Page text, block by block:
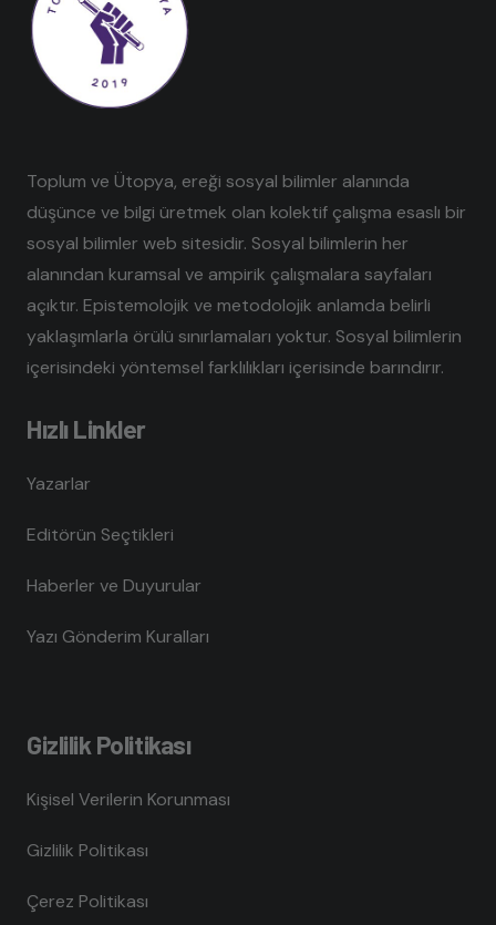
Toplum ve Ütopya, ereği sosyal bilimler alanında
düşünce ve bilgi üretmek olan kolektif çalışma esaslı bir
sosyal bilimler web sitesidir. Sosyal bilimlerin her
alanından kuramsal ve ampirik çalışmalara sayfaları
açıktır. Epistemolojik ve metodolojik anlamda belirli
yaklaşımlarla örülü sınırlamaları yoktur. Sosyal bilimlerin
içerisindeki yöntemsel farklılıkları içerisinde barındırır.
Hızlı Linkler
Yazarlar
Editörün Seçtikleri
Haberler ve Duyurular
Yazı Gönderim Kuralları
Gizlilik Politikası
Kişisel Verilerin Korunması
Gizlilik Politikası
Çerez Politikası